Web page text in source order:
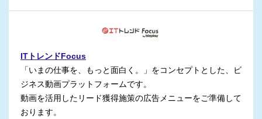
ITトレンドFocus
「いまの仕事を、もっと面白く。」をコンセプトとした、ビ
ジネス動画プラットフォームです。
動画を活用したリード獲得施策の広告メニューをご準備して
おります。